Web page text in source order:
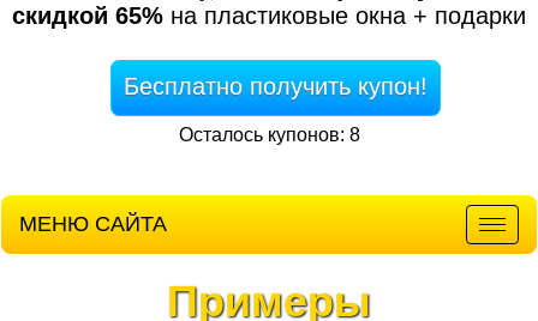
скидкой 65% на пластиковые окна + подарки
Бесплатно получить купон!
Осталось купонов: 8
МЕНЮ САЙТА
Примеры